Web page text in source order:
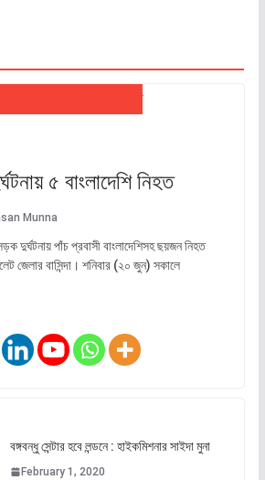
৫ বাংলাদেশি নিহত
Munna
দুর্ঘটনায় পাঁচ প্রবাসী বাংলাদেশিসহ ছয়জন নিহত
জেলার বাসিন্দা। শনিবার (২০ জুন) সকালে
বঙ্গবন্ধু সেন্টার হবে লন্ডনে : হাইকমিশনার সাইদা মুনা
February 1, 2020